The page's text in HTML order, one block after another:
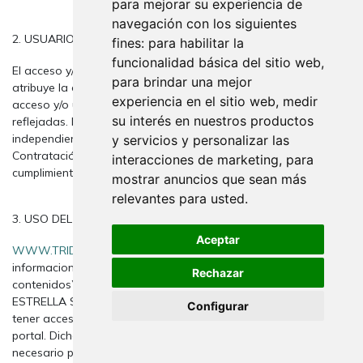
para mejorar su experiencia de
navegación con los siguientes
fines: para habilitar la
funcionalidad básica del sitio web,
para brindar una mejor
experiencia en el sitio web, medir
su interés en nuestros productos
y servicios y personalizar las
interacciones de marketing, para
mostrar anuncios que sean más
relevantes para usted.
Aceptar
Rechazar
Configurar
2. USUARIOS
El acceso y/o uso de este portal de SOL LUNA Y ESTRELLA S.L.,
atribuye la condición de USUARIO, que acepta, desde dicho
acceso y/o uso, las Condiciones Generales de Uso aquí
reflejadas. Las citadas Condiciones serán de aplicación
independientemente de las Condiciones Generales de
Contratación que en su caso resulten de obligado
cumplimiento.
3. USO DEL PORTAL
WWW.TRIDECOR.NET
proporciona el acceso a multitud de
informaciones, servicios, programas o datos (en adelante, “los
contenidos”) en Internet pertenecientes a SOL LUNA Y
ESTRELLA S.L. o a sus licenciantes a los que el USUARIO pueda
tener acceso. El USUARIO asume la responsabilidad del uso del
portal. Dicha responsabilidad se extiende al registro que fuese
necesario para acceder a determinados servicios o contenidos.